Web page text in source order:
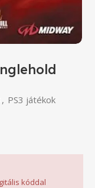
, PS3 játékok
kóddal